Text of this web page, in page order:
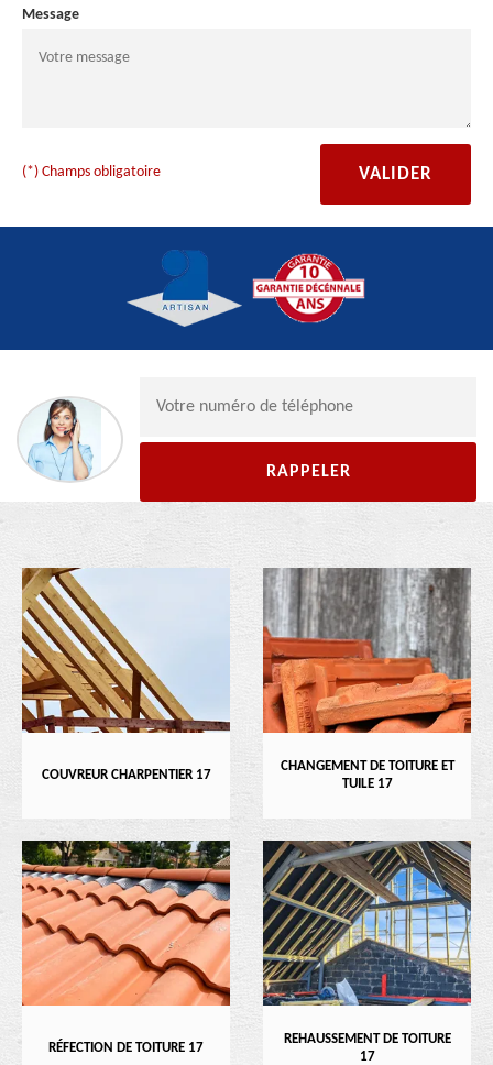
Message
(*) Champs obligatoire
COUVREUR CHARPENTIER 17
CHANGEMENT DE TOITURE ET
TUILE 17
RÉFECTION DE TOITURE 17
REHAUSSEMENT DE TOITURE
17